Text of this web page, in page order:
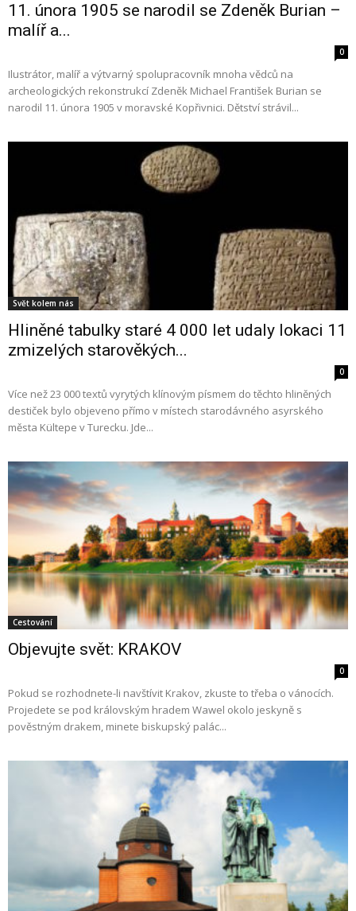
11. února 1905 se narodil se Zdeněk Burian –
malíř a...
0
Ilustrátor, malíř a výtvarný spolupracovník mnoha vědců na
archeologických rekonstrukcí Zdeněk Michael František Burian se
narodil 11. února 1905 v moravské Kopřivnici. Dětství strávil...
Svět kolem nás
Hliněné tabulky staré 4 000 let udaly lokaci 11
zmizelých starověkých...
0
Více než 23 000 textů vyrytých klínovým písmem do těchto hliněných
destiček bylo objeveno přímo v místech starodávného asyrského
města Kültepe v Turecku. Jde...
Cestování
Objevujte svět: KRAKOV
0
Pokud se rozhodnete-li navštívit Krakov, zkuste to třeba o vánocích.
Projedete se pod královským hradem Wawel okolo jeskyně s
pověstným drakem, minete biskupský palác...